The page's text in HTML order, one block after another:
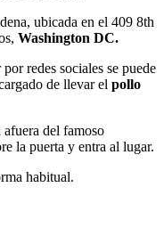
ubicada en el 409 8th
Washington DC.
redes sociales se puede
de llevar el pollo
afuera del famoso
la puerta y entra al lugar.
habitual.